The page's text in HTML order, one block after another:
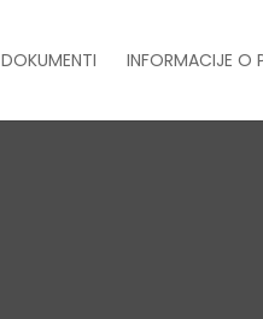
DOKUMENTI INFORMACIJE O